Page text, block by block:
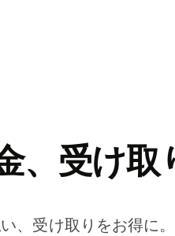
、受け取
、受け取りをお得に